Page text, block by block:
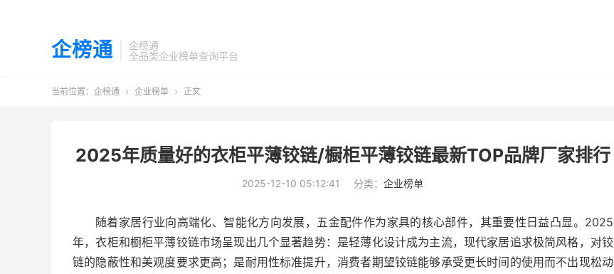
企榜通
企榜通
全品类企业榜单查询平台
当前位置： 企榜通  企业榜单  正文
2025年质量好的衣柜平薄铰链/橱柜平薄铰链最新TOP品牌厂家排行
2025-12-10 05:12:41 分类： 企业榜单
随着家居行业向高端化、智能化方向发展，五金配件作为家具的核心部件，其重要性日益凸显。2025
年，衣柜和橱柜平薄铰链市场呈现出几个显著趋势：是轻薄化设计成为主流，现代家居追求极简风格，对铰
链的隐蔽性和美观度要求更高；是耐用性标准提升，消费者期望铰链能够承受更长时间的使用而不出现松动